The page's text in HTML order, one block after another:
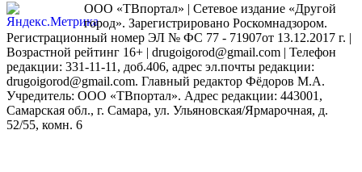
ООО «ТВпортал» | Сетевое издание «Другой
город». Зарегистрировано Роскомнадзором.
Регистрационный номер ЭЛ № ФС 77 - 71907от 13.12.2017 г. |
Возрастной рейтинг 16+ | drugoigorod@gmail.com | Телефон
редакции: 331-11-11, доб.406, адрес эл.почты редакции:
drugoigorod@gmail.com. Главный редактор Фёдоров М.А.
Учредитель: ООО «ТВпортал». Адрес редакции: 443001,
Самарская обл., г. Самара, ул. Ульяновская/Ярмарочная, д.
52/55, комн. 6